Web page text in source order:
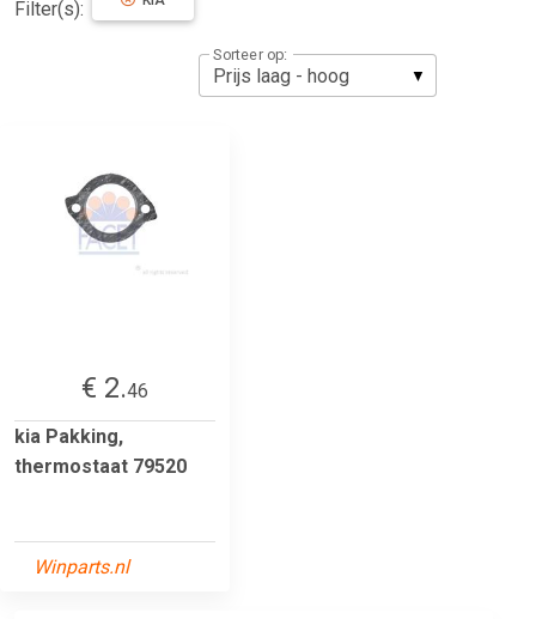
Filter(s):
Sorteer op:
€ 2.46
kia Pakking,
thermostaat 79520
Winparts.nl